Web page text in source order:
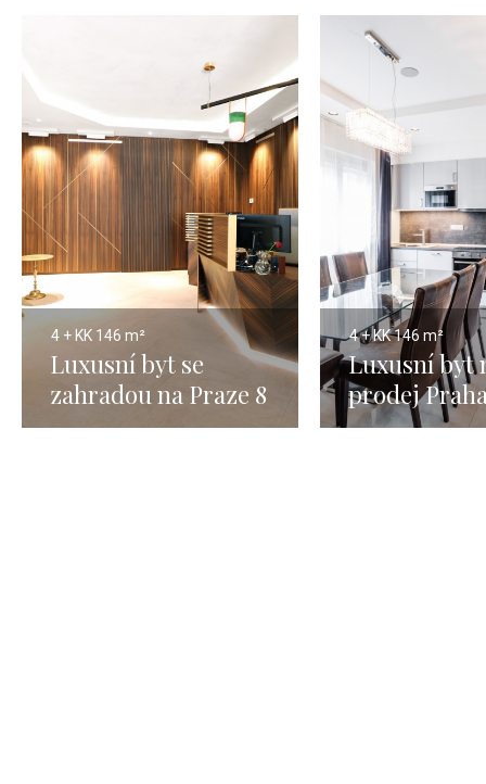
4 + KK 146 m²
Luxusní byt se
zahradou na Praze 8
- 346m
4 + KK146 m²
Luxusní byt
prodej
146m